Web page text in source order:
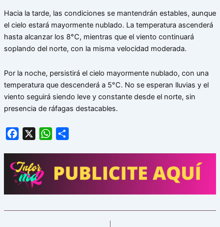
Hacia la tarde, las condiciones se mantendrán estables, aunque
el cielo estará mayormente nublado. La temperatura ascenderá
hasta alcanzar los 8°C, mientras que el viento continuará
soplando del norte, con la misma velocidad moderada.
Por la noche, persistirá el cielo mayormente nublado, con una
temperatura que descenderá a 5°C. No se esperan lluvias y el
viento seguirá siendo leve y constante desde el norte, sin
presencia de ráfagas destacables.
Facebook WhatsApp